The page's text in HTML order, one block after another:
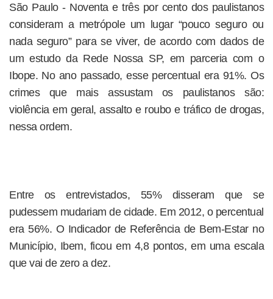
São Paulo - Noventa e três por cento dos paulistanos
consideram a metrópole um lugar “pouco seguro ou
nada seguro” para se viver, de acordo com dados de
um estudo da Rede Nossa SP, em parceria com o
Ibope. No ano passado, esse percentual era 91%. Os
crimes que mais assustam os paulistanos são:
violência em geral, assalto e roubo e tráfico de drogas,
nessa ordem.
Entre os entrevistados, 55% disseram que se
pudessem mudariam de cidade. Em 2012, o percentual
era 56%. O Indicador de Referência de Bem-Estar no
Município, Ibem, ficou em 4,8 pontos, em uma escala
que vai de zero a dez.